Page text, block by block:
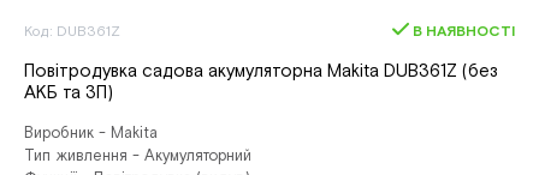
Код: DUB361Z В НАЯВНОСТІ
Повітродувка садова акумуляторна Makita DUB361Z (без
АКБ та ЗП)
Виробник - Makita
Тип живлення - Акумуляторний